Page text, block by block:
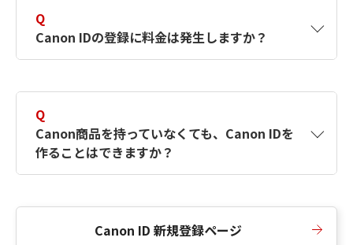
択したサービスから取得します。アカウントを
簡単に作成できるように、この情報を使用して
Canon IDの登録フォームを入力します。
Q
Canon IDの登録に料金は発生しますか？
Q
Canon商品を持っていなくても、Canon IDを
作ることはできますか？
Canon ID 新規登録ページ